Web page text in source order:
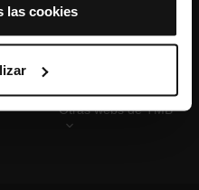
si quieres que se
clase.
preferencias, debes
Así se instalarán
selecciones las cookies
recordar tus
el idioma) y mejoran tu
las cookies
Otras webs de TMB